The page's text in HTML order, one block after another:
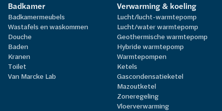
Badkamer
Badkamermeubels
Wastafels en waskommen
Douche
Baden
Kranen
Toilet
Van Marcke Lab
Verwarming & koeling
Lucht/lucht-warmtepomp
Lucht/water warmtepomp
Geothermische warmtepomp
Hybride warmtepomp
Warmtepompen
Ketels
Gascondensatieketel
Mazoutketel
Zoneregeling
Vloerverwarming